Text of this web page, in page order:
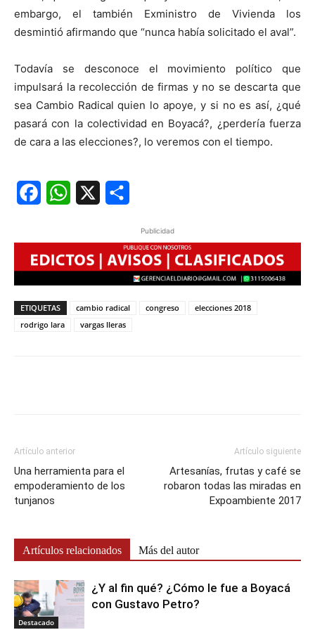
embargo, el también Exministro de Vivienda los
desmintió afirmando que “nunca había solicitado el aval”.
Todavía se desconoce el movimiento político que
impulsará la recolección de firmas y no se descarta que
sea Cambio Radical quien lo apoye, y si no es así, ¿qué
pasará con la colectividad en Boyacá?, ¿perdería fuerza
de cara a las elecciones?, lo veremos con el tiempo.
FacebookWhatsApp
Publicidad
ETIQUETAS cambio radical congreso
elecciones 2018
rodrigo lara
vargas lleras
Artículo anterior
Una herramienta para el
empoderamiento de los
tunjanos
Artículo siguiente
Artesanías, frutas y café se
robaron todas las miradas en
Expoambiente 2017
Artículos relacionados Más del autor
Destacado
¿Y al fin qué? ¿Cómo le fue a Boyacá
con Gustavo Petro?